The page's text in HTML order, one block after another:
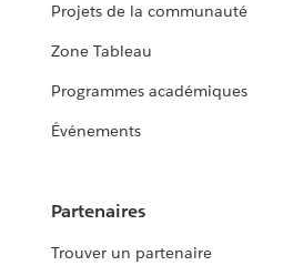
Projets de la communauté
Zone Tableau
Programmes académiques
Événements
Partenaires
Trouver un partenaire